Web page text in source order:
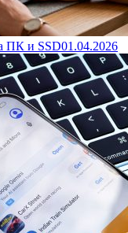
ПК и SSD01.04.2026